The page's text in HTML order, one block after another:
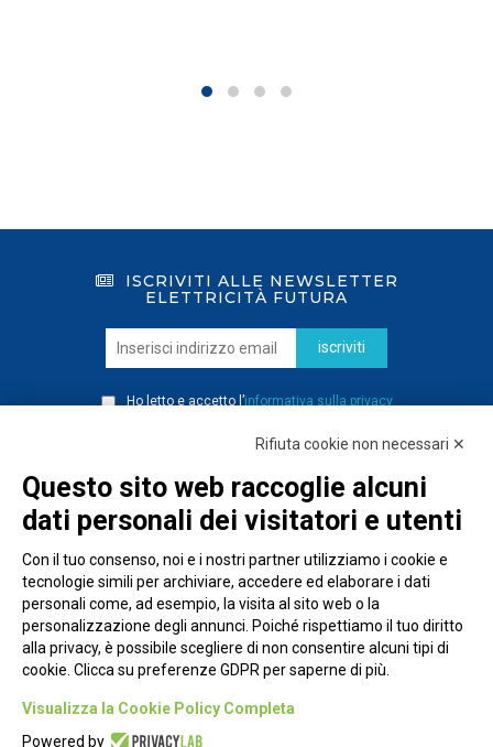
ISCRIVITI ALLE NEWSLETTER
ELETTRICITÀ FUTURA
iscriviti
Ho letto e accetto l’informativa sulla privacy
Piazza Alessandria, 24 - 00198 Roma
Privacy Policy
Rifiuta cookie non necessari ✕
Questo sito web raccoglie alcuni
dati personali dei visitatori e utenti
Con il tuo consenso, noi e i nostri partner utilizziamo i cookie e
tecnologie simili per archiviare, accedere ed elaborare i dati
personali come, ad esempio, la visita al sito web o la
personalizzazione degli annunci. Poiché rispettiamo il tuo diritto
alla privacy, è possibile scegliere di non consentire alcuni tipi di
cookie. Clicca su preferenze GDPR per saperne di più.
Visualizza la Cookie Policy Completa
Powered by